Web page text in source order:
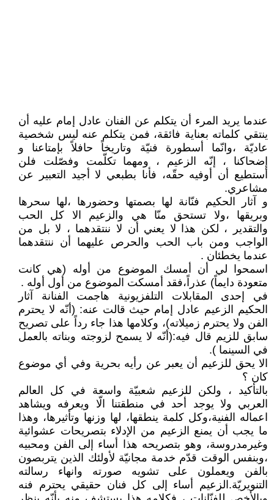
عندما يريد المرء أن يتكلم عن الفنان عادل إمام عليه أن
ينتقي كلماته بعناية فائقة، فمن يتكلم عنه ليس شخصية
عاديّة ،وانّما أسطورة فنيّة وتاريخاً حافلاً بإمتاعنا و
إضحاكنا ، إنّه الزعيم ، ومهما تكلّمت وفصّلت فلن
أستطيع أن أوفيه حقّه، فأنا بطبعي لا أجيد التعبير عن
مشاعري.
و آثار الحكيم فنّانة لها بصمتها وحضورها ،لها سحرها
وبريقها ،ولا تستحق منّا هي والزعيم الا كل الحب
والتقدير ، لكن هذا لا يعني أن لا ننتقدهما ، لا بل من
الواجب ومن باب الحب والحرص عليهما أن ننتقدهما
عندما يخطئان .
اسمحوا لي أن أمسك الموضوع من أوله (هي كانت
متعودة دايماً) عذراً،فقد أمسكت الموضوع من أول أوله .
في إحدى المقابلات التلفزيونية هاجمت الفنانة آثار
الحكيم الزعيم عادل إمام حيث قالت عنه: (أنّه لا يحترم
الفن ولا يحترم زميلاته)، وكلامها هذا جاء رداً على تصريح
سابق للزيم قال فيه:(أنّه لا يسمح لزوجته وبناته بالعمل
في السينما ).
الا يحق للزعيم أن يعبر عن رأيه بحرية وفي أي موضوع
كان ؟
بالتأكيد ، ولكن للزعيم شعبيّة واسعة في كل العالم
العربي ولا يوجد أحد في منطقتنا الّا ويعرفه ويشاهد
اعماله الفنية،وكل كلمة ينطقها، لها وزنها وتأثيرها، وهذا
ما يجب أن يمنع الزعيم من الإدلاء بتصريحات عشوائية
وغيرمدروسة، وهو بتصريحه هذا أساء إلى الفن ومحبيه
،وبنفس الوقت قدّم خدمة مجانيّة لأولئك الذين يتربصون
بالفن ويعملون على تشويه صورته وانهاء رسالته
التنويريّة.الزعيم أساء إلى كل فنان حقيقي يحترم فنه